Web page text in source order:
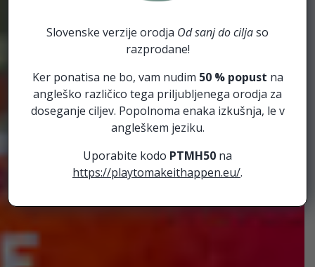
Slovenske verzije orodja Od sanj do ciljaso
razprodane!
Ker ponatisa ne bo, vam nudim 50 % popust na
angleško različico tega priljubljenega orodja za
doseganje ciljev. Popolnoma enaka izkušnja, le v
angleškem jeziku.
Uporabite kodo PTMH50 na
https://playtomakeithappen.eu/.